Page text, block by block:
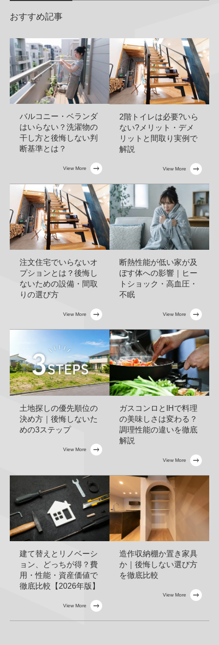
おすすめ記事
バルコニー・ベランダ
はいらない？洗濯物の
干し方と後悔しない判
断基準とは？
View More
2階トイレは必要?いら
ない?メリット・デメ
リットと間取り実例で
解説
View More
注文住宅でいらないオ
プションとは？後悔し
ないための設備・間取
りの選び方
View More
断熱性能が低い家が及
ぼす体への影響｜ヒー
トショック・高血圧・
不眠
View More
土地探しの優先順位の
決め方｜後悔しないた
めの3ステップ
View More
ガスコンロとIHで料理
の美味しさは変わる？
調理性能の違いを徹底
解説
View More
建て替えとリノベーシ
ョン、どっちが得？費
用・性能・資産価値で
徹底比較【2026年版】
View More
造作収納棚か置き家具
か｜後悔しない選び方
を徹底比較
View More